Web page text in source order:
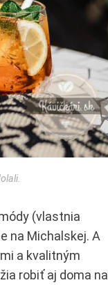
(vlastnia
na Michalskej. A
a kvalitným
robiť aj doma na